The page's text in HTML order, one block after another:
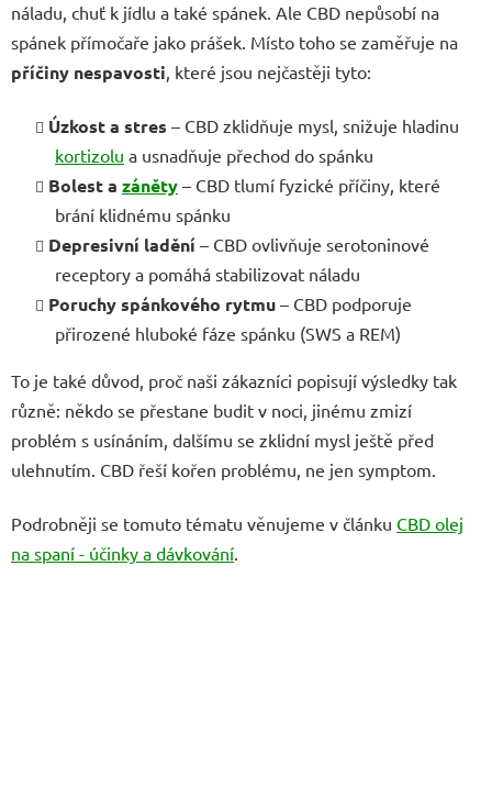
náladu, chuť k jídlu a také spánek. Ale CBD nepůsobí na
spánek přímočaře jako prášek. Místo toho se zaměřuje na
příčiny nespavosti, které jsou nejčastěji tyto:
Úzkost a stres – CBD zklidňuje mysl, snižuje hladinu
kortizolu a usnadňuje přechod do spánku
Bolest a záněty – CBD tlumí fyzické příčiny, které
brání klidnému spánku
Depresivní ladění – CBD ovlivňuje serotoninové
receptory a pomáhá stabilizovat náladu
Poruchy spánkového rytmu – CBD podporuje
přirozené hluboké fáze spánku (SWS a REM)
To je také důvod, proč naši zákazníci popisují výsledky tak
různě: někdo se přestane budit v noci, jinému zmizí
problém s usínáním, dalšímu se zklidní mysl ještě před
ulehnutím. CBD řeší kořen problému, ne jen symptom.
Podrobněji se tomuto tématu věnujeme v článku CBD olej
na spaní - účinky a dávkování.